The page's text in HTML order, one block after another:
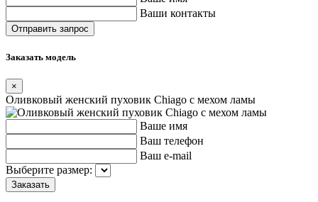
Ваши контакты
Заказать модель
×
Оливковый женский пуховик Chiago с мехом ламы
Ваше имя
Ваш телефон
Ваш e-mail
Выберите размер: